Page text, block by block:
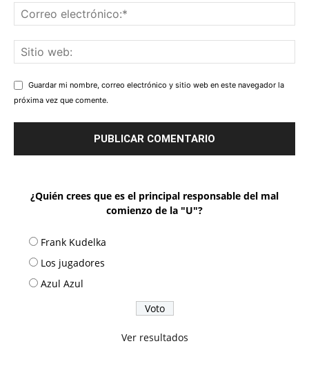
Guardar mi nombre, correo electrónico y sitio web en este navegador la
próxima vez que comente.
¿Quién crees que es el principal responsable del mal
comienzo de la "U"?
Frank Kudelka
Los jugadores
Azul Azul
Ver resultados